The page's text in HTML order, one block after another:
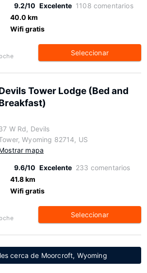
9.2/10 Excelente 1108 comentarios
40.0 km
Wifi gratis
Seleccionar
Tower Lodge (Bed and
W Rd, Devils
Wyoming 82714, US
mapa
9.6/10 Excelente 233 comentarios
41.8 km
Wifi gratis
Seleccionar
cerca de Moorcroft, Wyoming